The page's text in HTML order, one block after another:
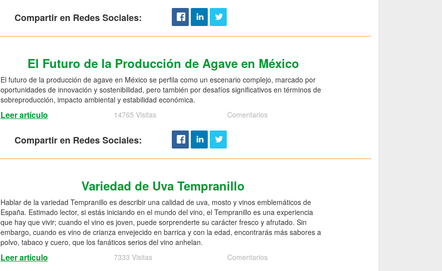
Compartir en Redes Sociales:
El Futuro de la Producción de Agave en México
El futuro de la producción de agave en México se perfila como un escenario complejo, marcado por
oportunidades de innovación y sostenibilidad, pero también por desafíos significativos en términos de
sobreproducción, impacto ambiental y estabilidad económica.
Leer artículo 14765 Visitas Comentarios
Compartir en Redes Sociales:
Variedad de Uva Tempranillo
Hablar de la variedad Tempranillo es describir una calidad de uva, mosto y vinos emblemáticos de
España. Estimado lector, si estás iniciando en el mundo del vino, el Tempranillo es una experiencia
que hay que vivir; cuando el vino es joven, puede sorprenderte su carácter fresco y afrutado. Sin
embargo, cuando es vino de crianza envejecido en barrica y con la edad, encontrarás más sabores a
polvo, tabaco y cuero, que los fanáticos serios del vino anhelan.
Leer artículo 7333 Visitas Comentarios